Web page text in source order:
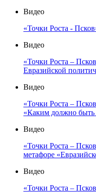
Видео
«Точки Роста -
Видео
«Точки Роста –
Евразийской
Видео
«Точки Роста –
«Каким должно быть
Видео
«Точки Роста –
метафоре
Видео
«Точки Роста –